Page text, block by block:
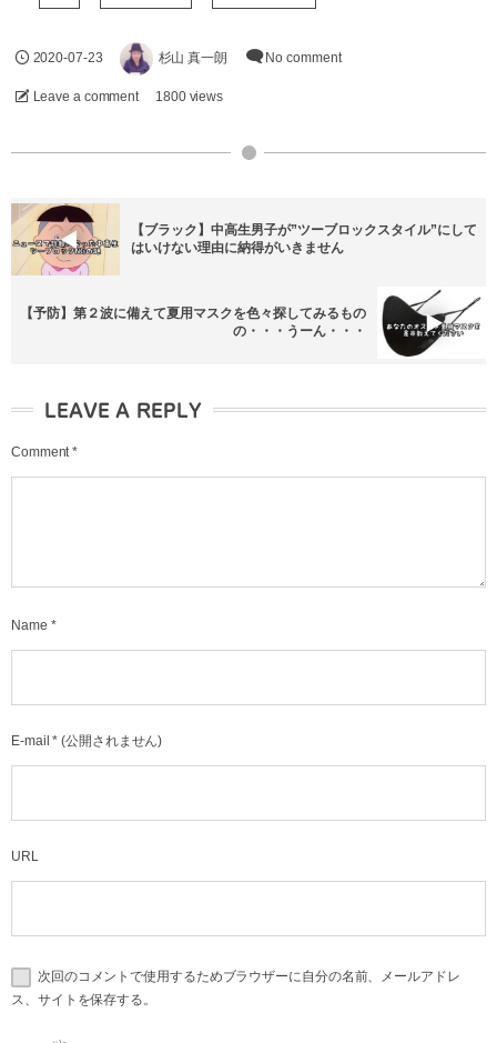
2020-07-23 杉山 真一朗 No comment
Leave a comment 1800 views
【ブラック】中高生男子が”ツーブロックスタイル”にして
はいけない理由に納得がいきません
【予防】第２波に備えて夏用マスクを色々探してみるもの
の・・・うーん・・・
LEAVE A REPLY
Comment *
Name *
E-mail * (公開されません)
URL
次回のコメントで使用するためブラウザーに自分の名前、メールアドレ
ス、サイトを保存する。